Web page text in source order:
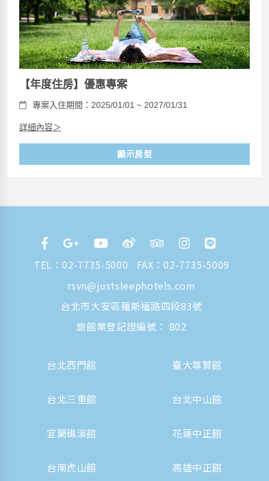
【年度住房】優惠專案
專案入住期間：2025/01/01 ~ 2027/01/31
詳細內容＞
顯示房型
TEL：02-7735-5000
FAX：02-7735-5009
rsvn@justsleephotels.com
台北市大安區羅斯福路四段83號
旅館業登記證編號： 802
台北西門館 臺大尊賢館
台北三重館 台北中山館
宜蘭礁溪館 花蓮中正館
台南虎山館 高雄中正館